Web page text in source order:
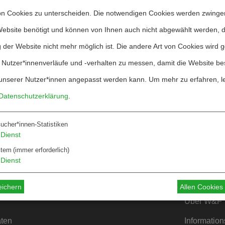
könnte und wie die deutsche und
Einschätzungen und Meinungen dazu gehen
Um an dieser Stelle weiterzukommen,
und der funktionalen Komplementarität
die Kriegsbeendigung strategisch
zur Verfügung ...
Wende: Repression – Militarisierung –
Über W&F
Cookies zu unterscheiden. Die notwendigen Cookies werden
benötigt und können von Ihnen auch nicht abgewählt werden,
der Website nicht mehr möglich ist. Die andere Art von Cookies wird
und -verhalten zu messen, damit die Website
Nutzer*innen angepasst werden kann. Um mehr zu erfahren,
.
Statistiken
Dienst
(immer erforderlich)
Dienst
Allen